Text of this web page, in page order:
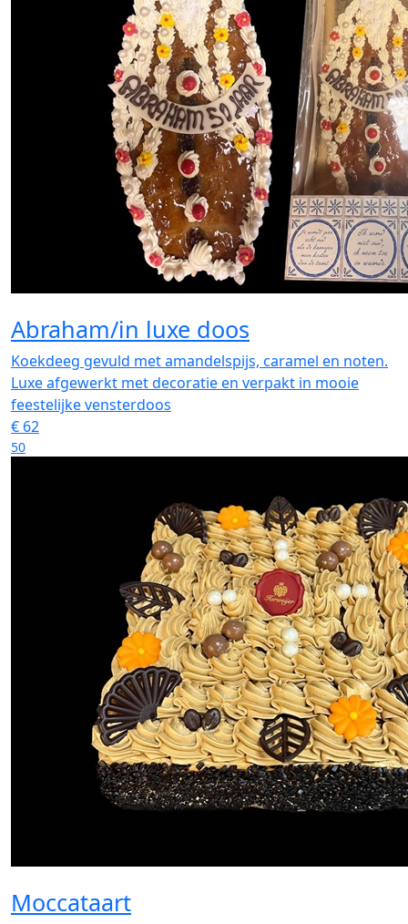
Abraham/in luxe doos
Koekdeeg gevuld met amandelspijs, caramel en noten.
Luxe afgewerkt met decoratie en verpakt in mooie
feestelijke vensterdoos
€ 62
50
Moccataart